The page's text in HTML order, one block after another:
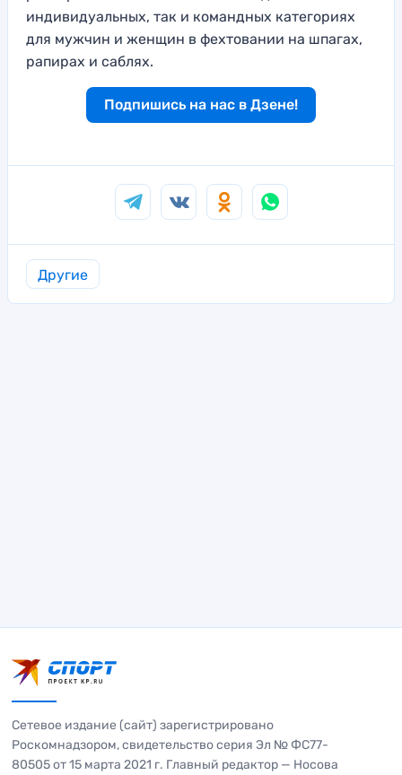
индивидуальных, так и командных категориях
для мужчин и женщин в фехтовании на шпагах,
рапирах и саблях.
Подпишись на нас в Дзене!
Другие
Сетевое издание (сайт) зарегистрировано
Роскомнадзором, свидетельство серия Эл № ФС77-
80505 от 15 марта 2021 г. Главный редактор — Носова